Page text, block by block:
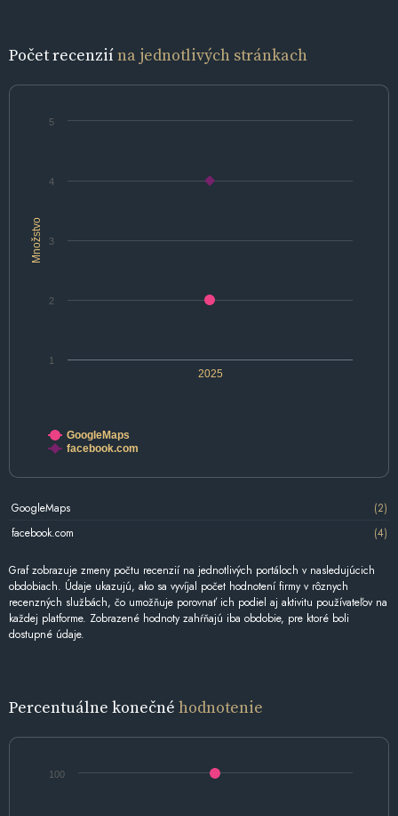
Počet recenziína jednotlivých stránkach
Množstvo
2025
2
3
4
1
5
GoogleMaps
facebook.com
GoogleMaps
(2)
facebook.com
(4)
Graf zobrazuje zmeny počtu recenzií na jednotlivých portáloch v nasledujúcich
obdobiach. Údaje ukazujú, ako sa vyvíjal počet hodnotení firmy v rôznych
recenzných službách, čo umožňuje porovnať ich podiel aj aktivitu používateľov na
každej platforme. Zobrazené hodnoty zahŕňajú iba obdobie, pre ktoré boli
dostupné údaje.
Percentuálne konečné hodnotenie
100